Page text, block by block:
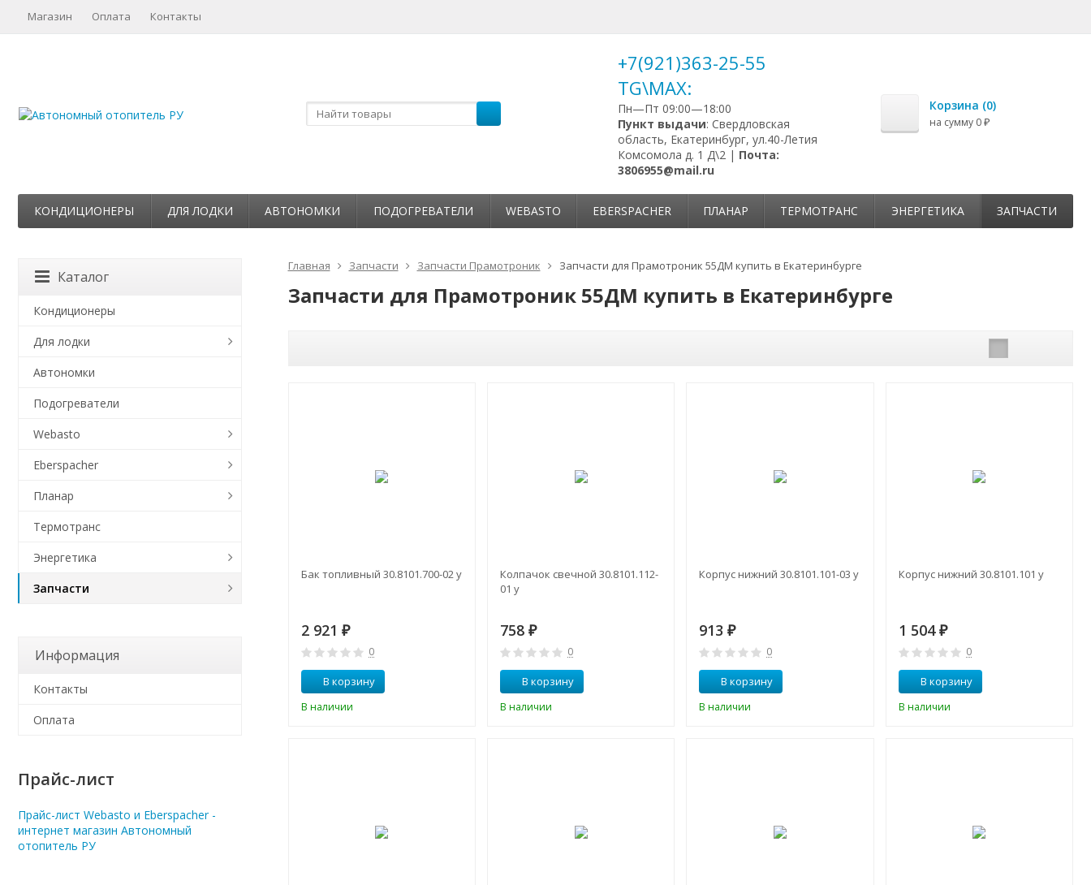
Магазин Оплата Контакты
+7(921)363-25-55
TG\MAX:
Пн—Пт 09:00—18:00
Пункт выдачи: Свердловская
область, Екатеринбург, ул.40-Летия
Комсомола д. 1 Д\2 | Почта:
3806955@mail.ru
Корзина (0)
на сумму 0 ₽
КОНДИЦИОНЕРЫ ДЛЯ ЛОДКИ АВТОНОМКИ ПОДОГРЕВАТЕЛИ WEBASTO EBERSPACHER ПЛАНАР ТЕРМОТРАНС ЭНЕРГЕТИКА ЗАПЧАСТИ
Главная Запчасти Запчасти Прамотроник Запчасти для Прамотроник 55ДМ купить в Екатеринбурге
Запчасти для Прамотроник 55ДМ купить в Екатеринбурге
Бак топливный 30.8101.700-02 у
2 921 ₽
0
В корзину
В наличии
Колпачок свечной 30.8101.112-
01 у
758 ₽
0
В корзину
В наличии
Корпус нижний 30.8101.101-03 у
913₽
0
В корзину
В наличии
Корпус нижний 30.8101.101 у
1 504 ₽
0
В корзину
В наличии
Каталог
Кондиционеры
Для лодки
Автономки
Подогреватели
Webasto
Eberspacher
Планар
Термотранс
Энергетика
Запчасти
Информация
Контакты
Оплата
Прайс-лист
Прайс-лист Webasto и Eberspacher -
интернет магазин Автономный
отопитель РУ